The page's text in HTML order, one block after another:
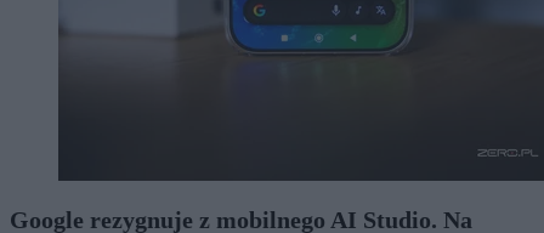
Google rezygnuje z mobilnego AI Studio. Na